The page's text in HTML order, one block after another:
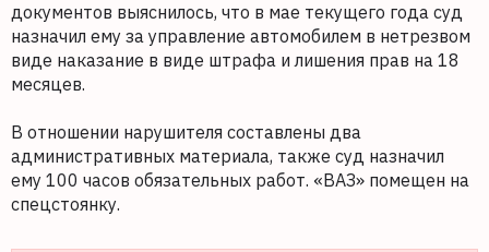
документов выяснилось, что в мае текущего года суд
назначил ему за управление автомобилем в нетрезвом
виде наказание в виде штрафа и лишения прав на 18
месяцев.
В отношении нарушителя составлены два
административных материала, также суд назначил
ему 100 часов обязательных работ. «ВАЗ» помещен на
спецстоянку.